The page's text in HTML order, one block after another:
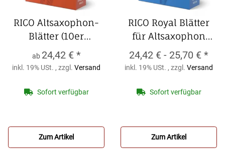
RICO Altsaxophon-
Blätter (10er
Packung) RICO
Altsaxophon-Blätter
ab 24,42 € *
inkl. 19% USt. , zzgl. Versand
Sofort verfügbar
Zum Artikel
RICO Royal Blätter
für Altsaxophon
(10er Packung) RICO
Royal Blätter für
Packung)
24,42 € - 25,70 € *
inkl. 19% USt. , zzgl. Versand
Sofort verfügbar
Zum Artikel